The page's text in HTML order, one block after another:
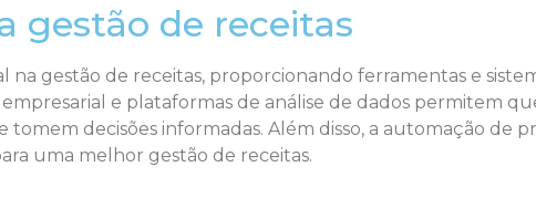
gestão de receitas
gestão de receitas, proporcionando ferramentas e
e plataformas de análise de dados permitem
decisões informadas. Além disso, a automação de
uma melhor gestão de receitas.